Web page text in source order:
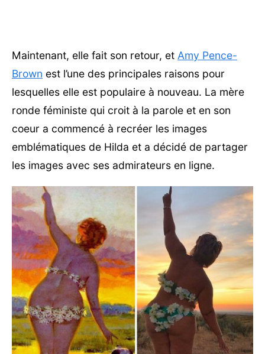
Maintenant, elle fait son retour, et Amy Pence-
Brown est l’une des principales raisons pour
lesquelles elle est populaire à nouveau. La mère
ronde féministe qui croit à la parole et en son
coeur a commencé à recréer les images
emblématiques de Hilda et a décidé de partager
les images avec ses admirateurs en ligne.